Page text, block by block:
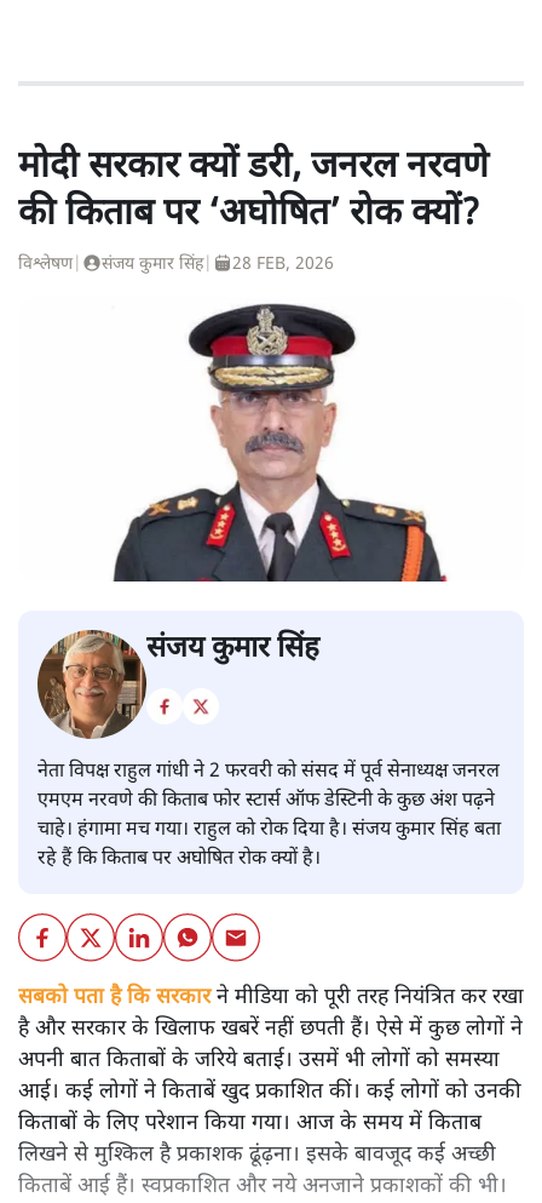
मोदी सरकार क्यों डरी, जनरल नरवणे
की किताब पर ‘अघोषित’ रोक क्यों?
विश्लेषण| संजय कुमार सिंह| 28 FEB, 2026
संजय कुमार सिंह
नेता विपक्ष राहुल गांधी ने 2 फरवरी को संसद में पूर्व सेनाध्यक्ष जनरल
एमएम नरवणे की किताब फोर स्टार्स ऑफ डेस्टिनी के कुछ अंश पढ़ने
चाहे। हंगामा मच गया। राहुल को रोक दिया है। संजय कुमार सिंह बता
रहे हैं कि किताब पर अघोषित रोक क्यों है।
सबको पता है कि सरकारने मीडिया को पूरी तरह नियंत्रित कर रखा
है और सरकार के खिलाफ खबरें नहीं छपती हैं। ऐसे में कुछ लोगों ने
अपनी बात किताबों के जरिये बताई। उसमें भी लोगों को समस्या
आई। कई लोगों ने किताबें खुद प्रकाशित कीं। कई लोगों को उनकी
किताबों के लिए परेशान किया गया। आज के समय में किताब
लिखने से मुश्किल है प्रकाशक ढूंढ़ना। इसके बावजूद कई अच्छी
किताबें आई हैं। स्वप्रकाशित और नये अनजाने प्रकाशकों की भी।